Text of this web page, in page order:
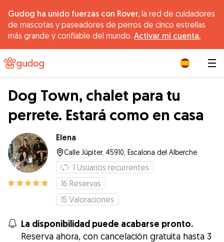
Gudog ha unido fuerzas con Rover, la red de cuidadores
de mascotas y paseadores de perros de cinco estrellas
más grande y confiable del mundo. Activar mi cuenta.
Dog Town, chalet para tu
perrete. Estará como en casa
Elena
Calle Júpiter, 45910, Escalona del Alberche
1 Usuarios recurrentes
16 Reservas
15 Valoraciones
La disponibilidad puede acabarse pronto.
Reserva ahora, con cancelación gratuita hasta 3